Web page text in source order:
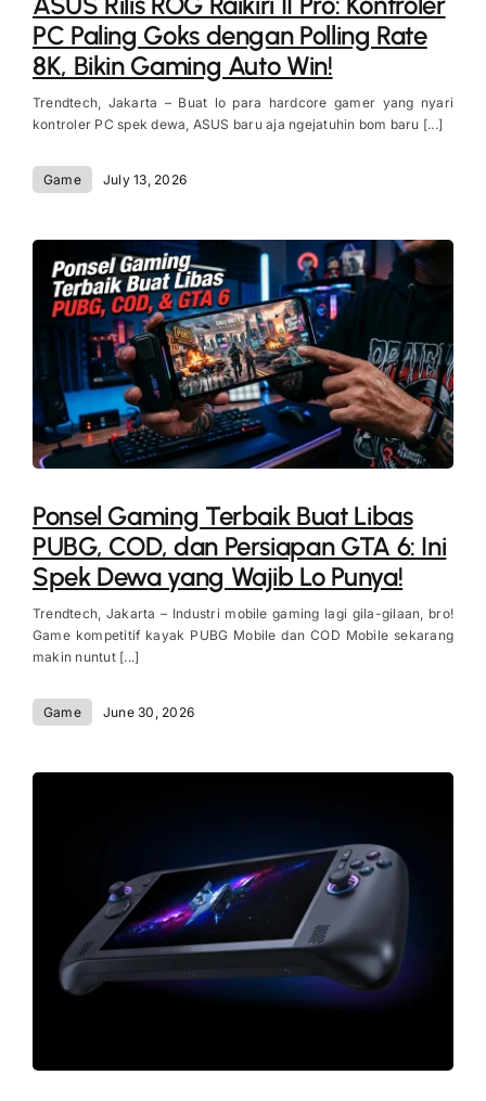
PC Paling Goks dengan Polling Rate
8K, Bikin Gaming Auto Win!
Trendtech, Jakarta – Buat lo para hardcore gamer yang nyari
kontroler PC spek dewa, ASUS baru aja ngejatuhin bom baru [...]
Game July 13, 2026
Ponsel Gaming Terbaik Buat Libas
PUBG, COD, dan Persiapan GTA 6: Ini
Spek Dewa yang Wajib Lo Punya!
Trendtech, Jakarta – Industri mobile gaming lagi gila-gilaan, bro!
Game kompetitif kayak PUBG Mobile dan COD Mobile sekarang
makin nuntut [...]
Game June 30, 2026